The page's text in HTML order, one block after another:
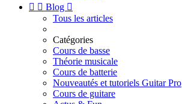
  Blog 
Tous les articles
Catégories
Cours de basse
Théorie musicale
Cours de batterie
Nouveautés et tutoriels Guitar Pro
Cours de guitare